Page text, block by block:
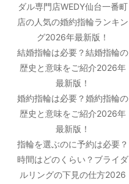
ダル専門店WEDY仙台一番町
店の人気の婚約指輪ランキン
グ2026年最新版！
結婚指輪は必要？結婚指輪の
歴史と意味をご紹介2026年
最新版！
婚約指輪は必要？婚約指輪の
歴史と意味をご紹介2026年
最新版！
指輪を選ぶのに予約は必要？
時間はどのくらい？ブライダ
ルリングの下見の仕方2026